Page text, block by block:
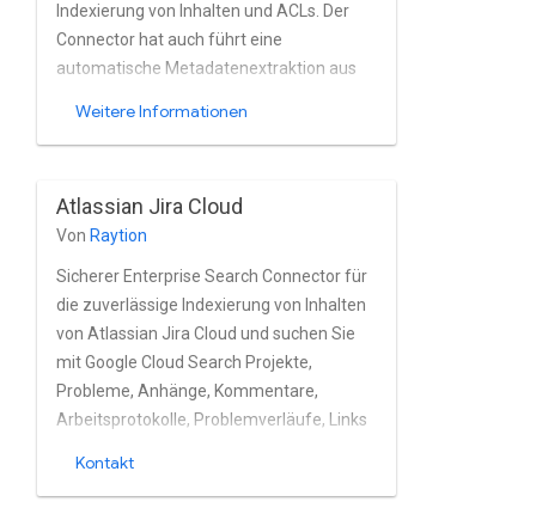
Indexierung von Inhalten und ACLs. Der
Connector hat auch führt eine
automatische Metadatenextraktion aus
vielen Kunden verwendet
Weitere Informationen
Atlassian Jira Cloud
Von Raytion
Sicherer Enterprise Search Connector für
die zuverlässige Indexierung von Inhalten
von Atlassian Jira Cloud und suchen Sie
mit Google Cloud Search Projekte,
Probleme, Anhänge, Kommentare,
Arbeitsprotokolle, Problemverläufe, Links
Kontakt